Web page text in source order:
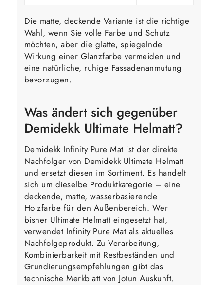
Die matte, deckende Variante ist die richtige
Wahl, wenn Sie volle Farbe und Schutz
möchten, aber die glatte, spiegelnde
Wirkung einer Glanzfarbe vermeiden und
eine natürliche, ruhige Fassadenanmutung
bevorzugen.
Was ändert sich gegenüber
Demidekk Ultimate Helmatt?
Demidekk Infinity Pure Mat ist der direkte
Nachfolger von Demidekk Ultimate Helmatt
und ersetzt diesen im Sortiment. Es handelt
sich um dieselbe Produktkategorie – eine
deckende, matte, wasserbasierende
Holzfarbe für den Außenbereich. Wer
bisher Ultimate Helmatt eingesetzt hat,
verwendet Infinity Pure Mat als aktuelles
Nachfolgeprodukt. Zu Verarbeitung,
Kombinierbarkeit mit Restbeständen und
Grundierungsempfehlungen gibt das
technische Merkblatt von Jotun Auskunft.